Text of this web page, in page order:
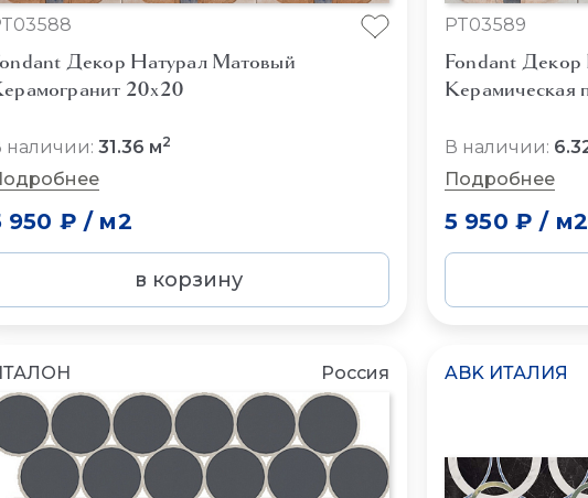
Декор Натурал Матовый
20x20
наличии: 31.36 м2
950 ₽ / м2
в корзину
PT03589
Fondant
Керамическая
В наличии:
Подробнее
5 950 ₽ / м2
Россия ABK ИТАЛИЯ